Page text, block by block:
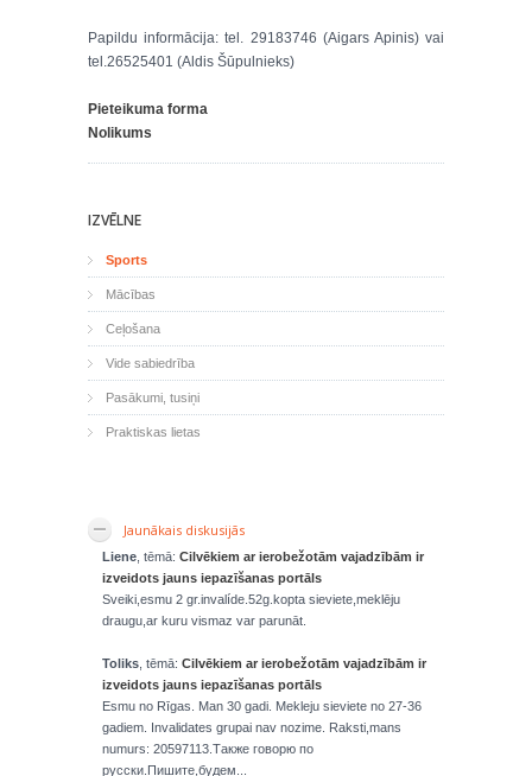
Papildu informācija: tel. 29183746 (Aigars Apinis) vai
tel.26525401 (Aldis Šūpulnieks)
Pieteikuma forma
Nolikums
IZVĒLNE
Sports
Mācības
Ceļošana
Vide sabiedrība
Pasākumi, tusiņi
Praktiskas lietas
Jaunākais diskusijās
Liene , tēmā: Cilvēkiem ar ierobežotām vajadzībām ir
izveidots jauns iepazīšanas portāls
Sveiki,esmu 2 gr.invalíde.52g.kopta sieviete,meklēju
draugu,ar kuru vismaz var parunāt.
Toliks , tēmā: Cilvēkiem ar ierobežotām vajadzībām ir
izveidots jauns iepazīšanas portāls
Esmu no Rīgas. Man 30 gadi. Mekleju sieviete no 27-36
gadiem. Invalidates grupai nav nozime. Raksti,mans
numurs: 20597113.Также говорю по
русски.Пишите,будем...